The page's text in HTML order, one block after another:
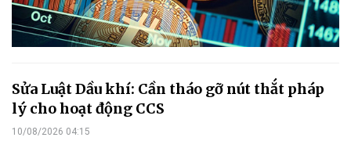
Sửa Luật Dầu khí: Cần tháo gỡ nút thắt pháp
lý cho hoạt động CCS
10/08/2026 04:15